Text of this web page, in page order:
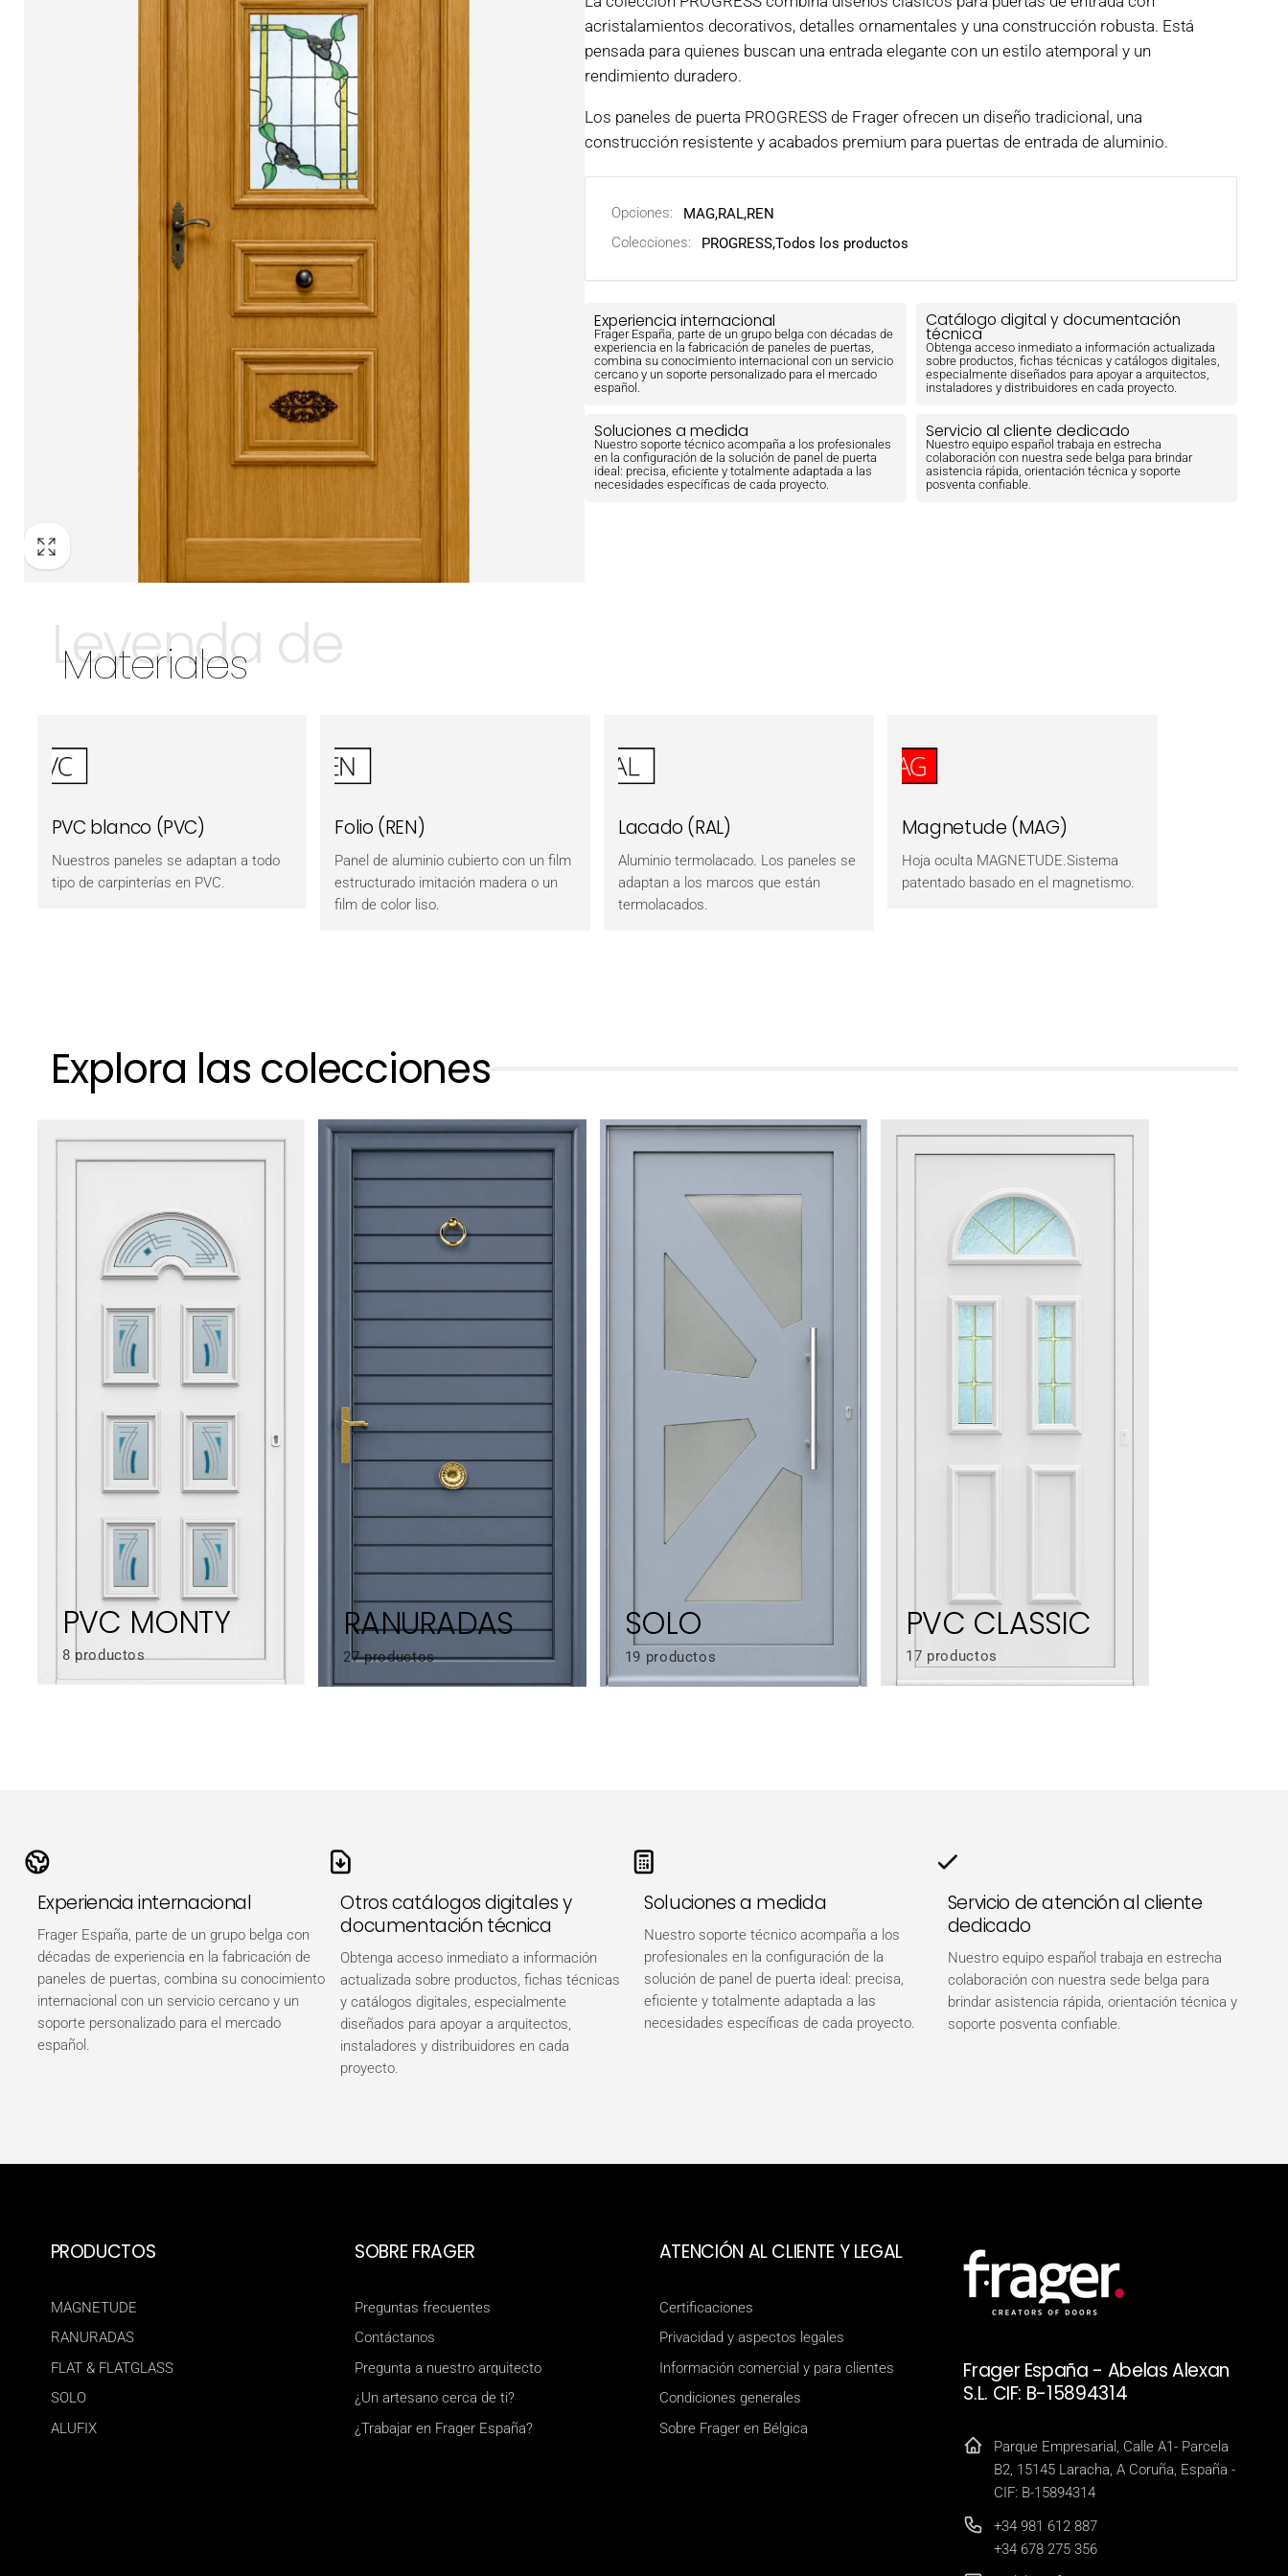
acristalamientos decorativos, detalles ornamentales y una construcción robusta. Está
pensada para quienes buscan una entrada elegante con un estilo atemporal y un
rendimiento duradero.
Los paneles de puerta PROGRESS de Frager ofrecen un diseño tradicional, una
construcción resistente y acabados premium para puertas de entrada de aluminio.
Opciones: MAG,RAL,REN
Colecciones:
PROGRESS,Todos los productos
Experiencia internacional
Frager España, parte de un grupo belga con décadas de
experiencia en la fabricación de paneles de puertas,
combina su conocimiento internacional con un servicio
cercano y un soporte personalizado para el mercado
español.
Catálogo digital y documentación
técnica
Obtenga acceso inmediato a información actualizada
sobre productos, fichas técnicas y catálogos digitales,
especialmente diseñados para apoyar a arquitectos,
instaladores y distribuidores en cada proyecto.
Soluciones a medida
Nuestro soporte técnico acompaña a los profesionales
en la configuración de la solución de panel de puerta
ideal: precisa, eficiente y totalmente adaptada a las
necesidades específicas de cada proyecto.
Servicio al cliente dedicado
Nuestro equipo español trabaja en estrecha
colaboración con nuestra sede belga para brindar
asistencia rápida, orientación técnica y soporte
posventa confiable.
Leyenda de
Materiales
PVC blanco (PVC)
Nuestros paneles se adaptan a todo
tipo de carpinterías en PVC.
Folio (REN)
Panel de aluminio cubierto con un film
estructurado imitación madera o un
film de color liso.
Lacado (RAL)
Aluminio termolacado. Los paneles se
adaptan a los marcos que están
termolacados.
Magnetude (MAG)
Hoja oculta MAGNETUDE.Sistema
patentado basado en el magnetismo.
Explora las colecciones
PVC MONTY
8 productos
RANURADAS
27 productos
SOLO
19 productos
PVC CLASSIC
17 productos
Experiencia internacional
Frager España, parte de un grupo belga con
décadas de experiencia en la fabricación de
paneles de puertas, combina su conocimiento
internacional con un servicio cercano y un
soporte personalizado para el mercado
español.
Otros catálogos digitales y
documentación técnica
Obtenga acceso inmediato a información
actualizada sobre productos, fichas técnicas
y catálogos digitales, especialmente
diseñados para apoyar a arquitectos,
instaladores y distribuidores en cada
proyecto.
Soluciones a medida
Nuestro soporte técnico acompaña a los
profesionales en la configuración de la
solución de panel de puerta ideal: precisa,
eficiente y totalmente adaptada a las
necesidades específicas de cada proyecto.
Servicio de atención al cliente
dedicado
Nuestro equipo español trabaja en estrecha
colaboración con nuestra sede belga para
brindar asistencia rápida, orientación técnica y
soporte posventa confiable.
PRODUCTOS
MAGNETUDE
RANURADAS
FLAT & FLATGLASS
SOLO
ALUFIX
SOBRE FRAGER
Preguntas frecuentes
Contáctanos
Pregunta a nuestro arquitecto
¿Un artesano cerca de ti?
¿Trabajar en Frager España?
ATENCIÓN AL CLIENTE Y LEGAL
Certificaciones
Privacidad y aspectos legales
Información comercial y para clientes
Condiciones generales
Sobre Frager en Bélgica
Frager España - Abelas Alexan
S.L. CIF: B-15894314
Parque Empresarial, Calle A1- Parcela
B2, 15145 Laracha, A Coruña, España -
CIF: B-15894314
+34 981 612 887
+34 678 275 356